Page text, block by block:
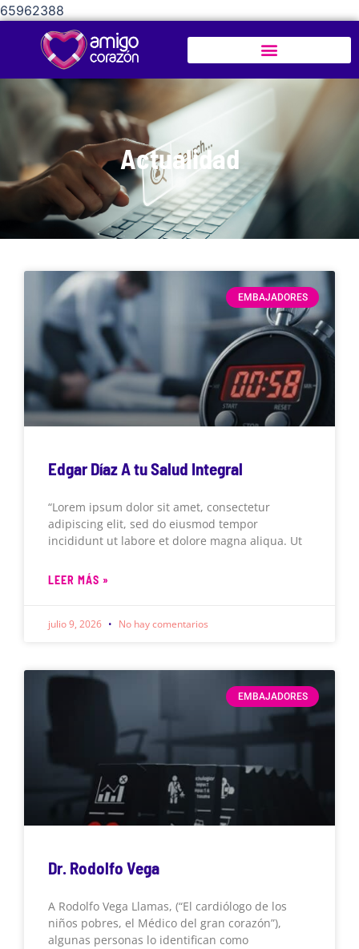
65962388
Actualidad
EMBAJADORES
Edgar Díaz A tu Salud Integral
“Lorem ipsum dolor sit amet, consectetur
adipiscing elit, sed do eiusmod tempor
incididunt ut labore et dolore magna aliqua. Ut
LEER MÁS »
julio 9, 2026 No hay comentarios
EMBAJADORES
Dr. Rodolfo Vega
A Rodolfo Vega Llamas, (“El cardiólogo de los
niños pobres, el Médico del gran corazón”),
algunas personas lo identifican como